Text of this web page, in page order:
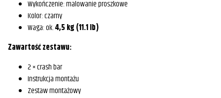
Wykończenie: malowanie proszkowe
Kolor: czarny
Waga: ok.4,5 kg (11.1 lb)
Zawartość zestawu:
2 × crash bar
Instrukcja montażu
Zestaw montażowy